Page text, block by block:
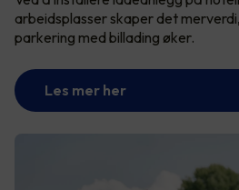
arbeidsplasser skaper det
parkering med billading øker.
Les mer her